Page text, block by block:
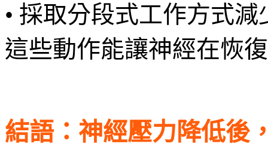
• 採取分段式工作方式減
這些動作能讓神經在恢
結語：神經壓力降低後